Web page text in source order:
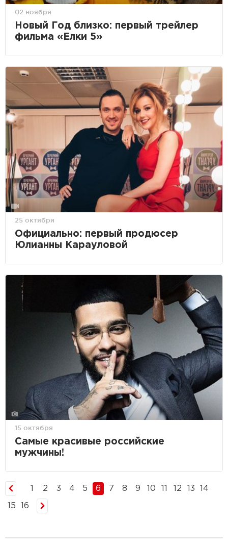
02 ноября
Новый Год близко: первый трейлер
фильма «Елки 5»
25 октября
Официально: первый продюсер
Юлианны Карауловой
15 октября
Самые красивые российские
мужчины!
2 3 4 5 6 7 8 9 10 12 13 14
15 16